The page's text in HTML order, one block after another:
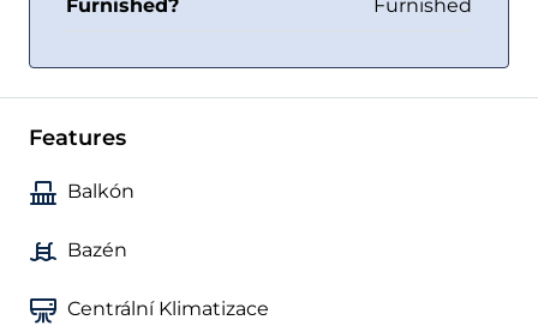
Furnished? Furnished
Features
Balkón
Bazén
Centrální Klimatizace